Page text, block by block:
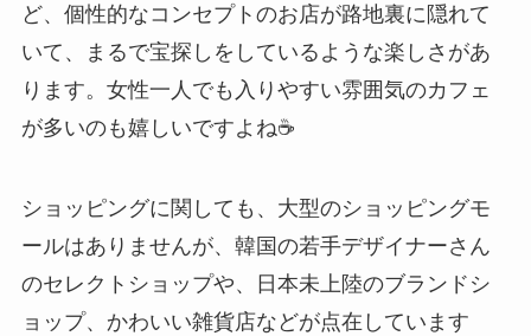
ど、個性的なコンセプトのお店が路地裏に隠れて
いて、まるで宝探しをしているような楽しさがあ
ります。女性一人でも入りやすい雰囲気のカフェ
が多いのも嬉しいですよね☕
ショッピングに関しても、大型のショッピングモ
ールはありませんが、韓国の若手デザイナーさん
のセレクトショップや、日本未上陸のブランドシ
ョップ、かわいい雑貨店などが点在しています